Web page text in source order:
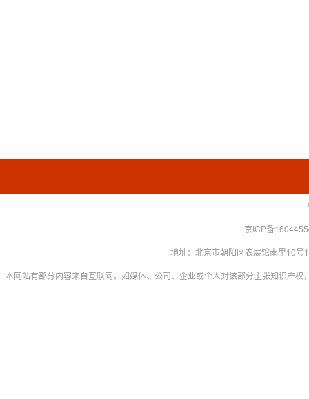
京ICP备
地址：北京市朝阳区农展馆南里10
本网站有部分内容来自互联网，如媒体、公司、企业或个人对该部分主张知识产